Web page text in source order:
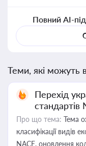
Повний AI-
Теми, які можуть
Перехід
стандартів
Про що тема: Тема
класифікації видів
NACE, оновлення